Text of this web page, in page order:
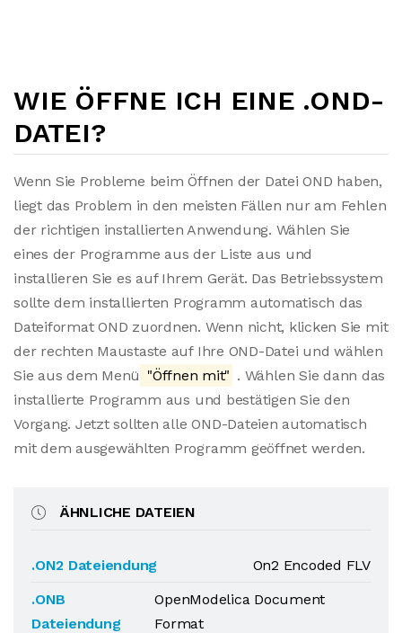
WIE ÖFFNE ICH EINE .OND-
DATEI?
Wenn Sie Probleme beim Öffnen der Datei OND haben,
liegt das Problem in den meisten Fällen nur am Fehlen
der richtigen installierten Anwendung. Wählen Sie
eines der Programme aus der Liste aus und
installieren Sie es auf Ihrem Gerät. Das Betriebssystem
sollte dem installierten Programm automatisch das
Dateiformat OND zuordnen. Wenn nicht, klicken Sie mit
der rechten Maustaste auf Ihre OND-Datei und wählen
Sie aus dem Menü "Öffnen mit" . Wählen Sie dann das
installierte Programm aus und bestätigen Sie den
Vorgang. Jetzt sollten alle OND-Dateien automatisch
mit dem ausgewählten Programm geöffnet werden.
ÄHNLICHE DATEIEN
.ON2 Dateiendung
On2 Encoded FLV
.ONB
Dateiendung
OpenModelica Document
Format